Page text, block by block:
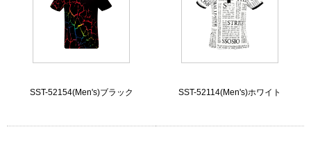
SST-52154(Men's)ブラック SST-52114(Men's)ホワイト